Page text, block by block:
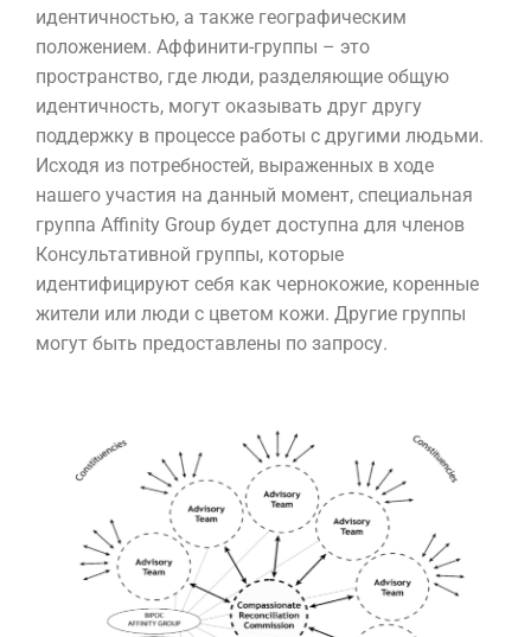
идентичностью, а также географическим
положением. Аффинити-группы – это
пространство, где люди, разделяющие общую
идентичность, могут оказывать друг другу
поддержку в процессе работы с другими людьми.
Исходя из потребностей, выраженных в ходе
нашего участия на данный момент, специальная
группа Affinity Group будет доступна для членов
Консультативной группы, которые
идентифицируют себя как чернокожие, коренные
жители или люди с цветом кожи. Другие группы
могут быть предоставлены по запросу.